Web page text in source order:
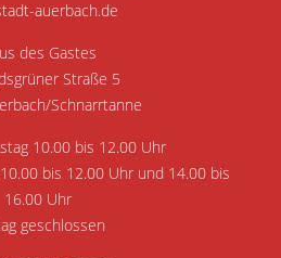
auerbach.de
des Gastes
Straße 5
Schnarrtanne
10.00 bis 12.00 Uhr
bis 12.00 Uhr und 14.00 bis
16.00 Uhr
geschlossen